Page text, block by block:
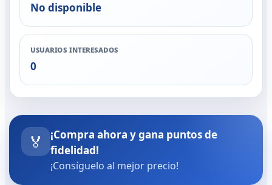
No disponible
USUARIOS INTERESADOS
0
🏅
¡Compra ahora y gana puntos de
fidelidad!
¡Consíguelo al mejor precio!